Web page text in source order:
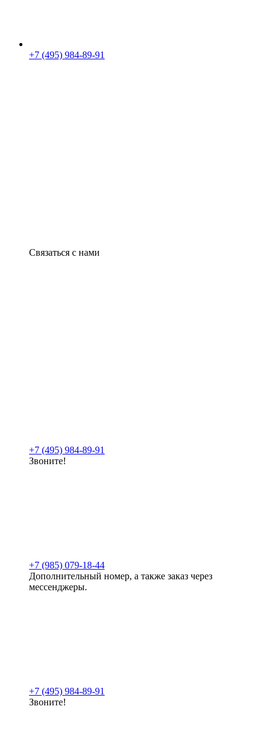
+7 (495) 984-89-91
Связаться с нами
+7 (495) 984-89-91
Звоните!
+7 (985) 079-18-44
Дополнительный номер, а также заказ через
мессенджеры.
+7 (495) 984-89-91
Звоните!